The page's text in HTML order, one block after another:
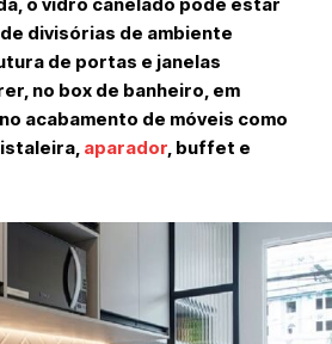
divisórias de ambiente
de portas e janelas
no box de banheiro, em
acabamento de móveis como
aparador , buffet e